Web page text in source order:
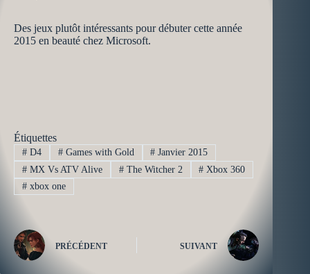
Des jeux plutôt intéressants pour débuter cette année
2015 en beauté chez Microsoft.
Étiquettes
#D4 #Games with Gold # Janvier 2015
#MX Vs ATV Alive #The Witcher 2 # Xbox 360
#xbox one
PRÉCÉDENT SUIVANT